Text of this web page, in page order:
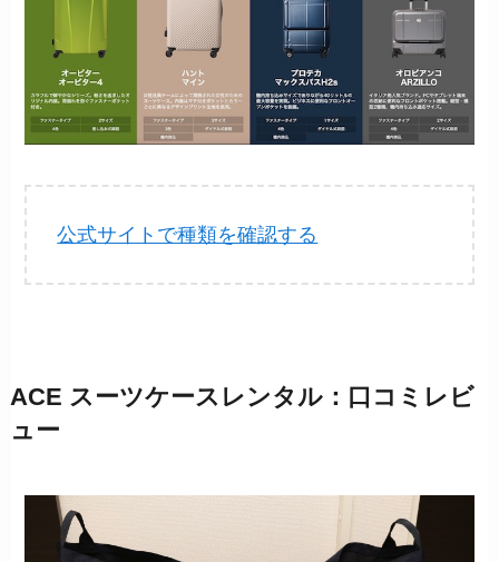
公式サイトで種類を確認する
ACE スーツケースレンタル：口コミレビ
ュー